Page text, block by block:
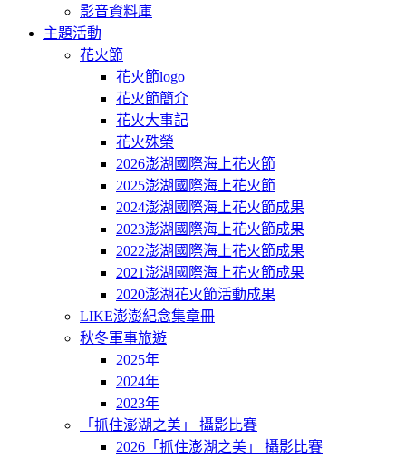
影音資料庫
主題活動
花火節
花火節logo
花火節簡介
花火大事記
花火殊榮
2026澎湖國際海上花火節
2025澎湖國際海上花火節
2024澎湖國際海上花火節成果
2023澎湖國際海上花火節成果
2022澎湖國際海上花火節成果
2021澎湖國際海上花火節成果
2020澎湖花火節活動成果
LIKE澎澎紀念集章冊
秋冬軍事旅遊
2025年
2024年
2023年
「抓住澎湖之美」 攝影比賽
2026「抓住澎湖之美」 攝影比賽